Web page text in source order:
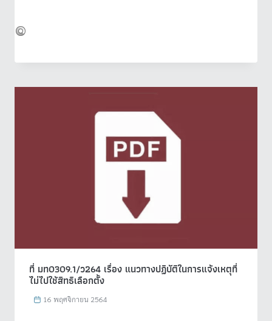
ที่ มท0309.1/ว264 เรื่อง แนวทางปฏิบัติในการแจ้งเหตุที่
ไม่ไปใช้สิทธิเลือกตั้ง
16 พฤศจิกายน 2564